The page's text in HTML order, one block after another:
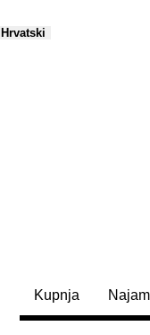
Hrvatski
Kupnja Najam